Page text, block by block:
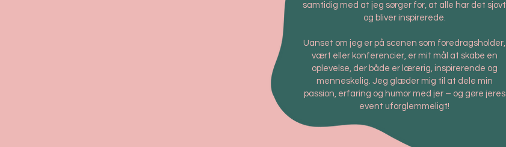
samtidig med at jeg sørger for, at alle har det sjovt
og bliver inspirerede.
Uanset om jeg er på scenen som foredragsholder,
vært eller konferencier, er mit mål at skabe en
oplevelse, der både er lærerig, inspirerende og
menneskelig. Jeg glæder mig til at dele min
passion, erfaring og humor med jer – og gøre jeres
event uforglemmeligt!